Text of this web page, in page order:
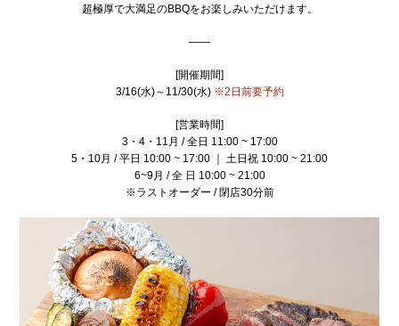
超極厚で大満足のBBQをお楽しみいただけます。
——
[開催期間]
3/16(水)～11/30(水) ※2日前要予約
[営業時間]
3・4・11月 / 全日 11:00 ~ 17:00
5・10月 / 平日 10:00 ~ 17:00 ｜ 土日祝 10:00 ~ 21:00
6~9月 / 全 日 10:00 ~ 21:00
※ラストオーダー / 閉店30分前